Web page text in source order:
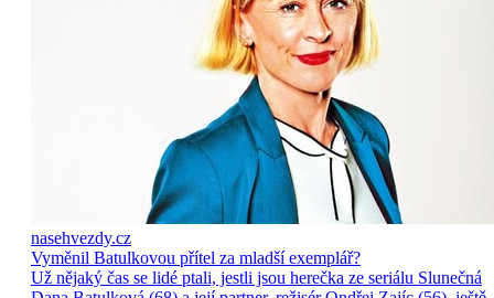
nasehvezdy.cz
Vyměnil Batulkovou přítel za mladší exemplář?
Už nějaký čas se lidé ptali, jestli jsou herečka ze seriálu Slunečná